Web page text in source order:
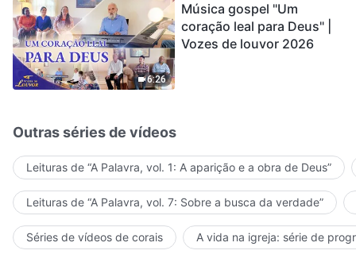
6:26
Música gospel "Um
coração leal para Deus" |
Vozes de louvor 2026
Outras séries de vídeos
Leituras de “A Palavra, vol. 1: A aparição e a obra de Deus”
Leituras de “A Palavra, vol. 7: Sobre a busca da verdade”
Séries de vídeos de corais A vida na igreja: série de